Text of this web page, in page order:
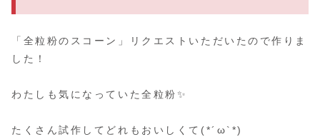
「全粒粉のスコーン」リクエストいただいたので作りま
した！
わたしも気になっていた全粒粉✨
たくさん試作してどれもおいしくて(*´ω`*)